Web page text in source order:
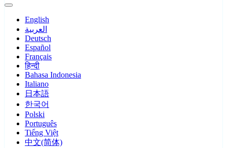
English
العربية
Deutsch
Español
Français
हिन्दी
Bahasa Indonesia
Italiano
日本語
한국어
Polski
Português
Tiếng Việt
中文(简体)